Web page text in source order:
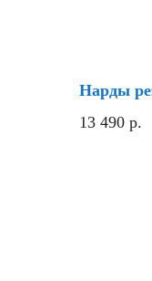
Нарды
13 490 р.